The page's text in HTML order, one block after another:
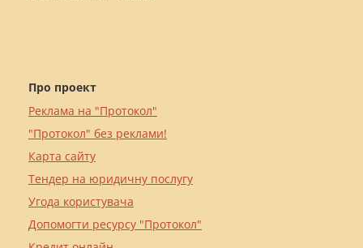
Про проект
Реклама на "Протокол"
"Протокол" без реклами!
Карта сайту
Тендер на юридичну послугу
Угода користувача
Допомогти ресурсу "Протокол"